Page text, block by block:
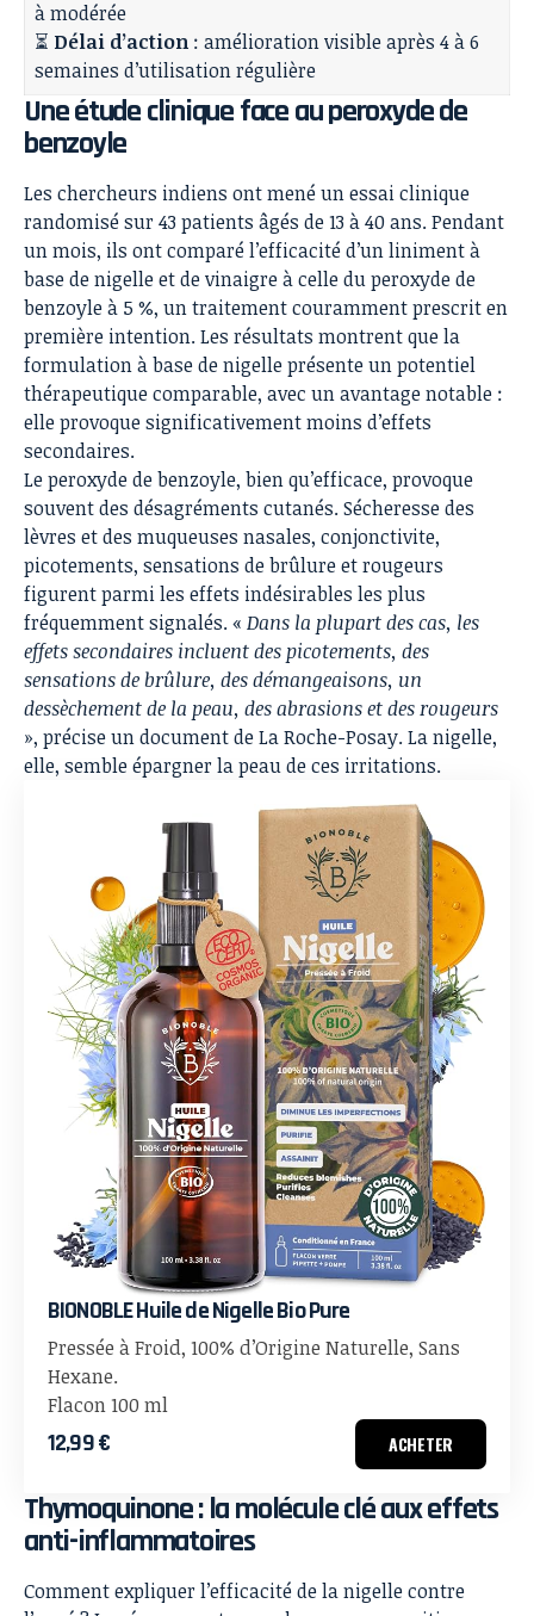
à modérée
⏳ Délai d’action : amélioration visible après 4 à 6
semaines d’utilisation régulière
Une étude clinique face au peroxyde de
benzoyle
Les chercheurs indiens ont mené un essai clinique
randomisé sur 43 patients âgés de 13 à 40 ans. Pendant
un mois, ils ont comparé l’efficacité d’un liniment à
base de nigelle et de vinaigre à celle du peroxyde de
benzoyle à 5 %, un traitement couramment prescrit en
première intention. Les résultats montrent que la
formulation à base de nigelle présente un potentiel
thérapeutique comparable, avec un avantage notable :
elle provoque significativement moins d’effets
secondaires.
Le peroxyde de benzoyle, bien qu’efficace, provoque
souvent des désagréments cutanés. Sécheresse des
lèvres et des muqueuses nasales, conjonctivite,
picotements, sensations de brûlure et rougeurs
figurent parmi les effets indésirables les plus
fréquemment signalés. « Dans la plupart des cas, les
effets secondaires incluent des picotements, des
sensations de brûlure, des démangeaisons, un
dessèchement de la peau, des abrasions et des rougeurs
», précise un document de La Roche-Posay. La nigelle,
elle, semble épargner la peau de ces irritations.
BIONOBLE Huile de Nigelle Bio Pure
Pressée à Froid, 100% d’Origine Naturelle, Sans
Hexane.
Flacon 100 ml
12,99 € ACHETER
Thymoquinone : la molécule clé aux effets
anti-inflammatoires
Comment expliquer l’efficacité de la nigelle contre